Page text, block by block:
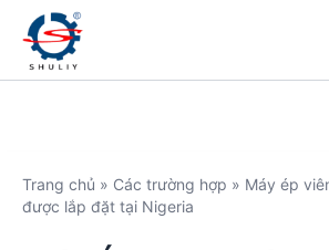
Trang chủ » Các trường hợp » Máy ép
được lắp đặt tại Nigeria